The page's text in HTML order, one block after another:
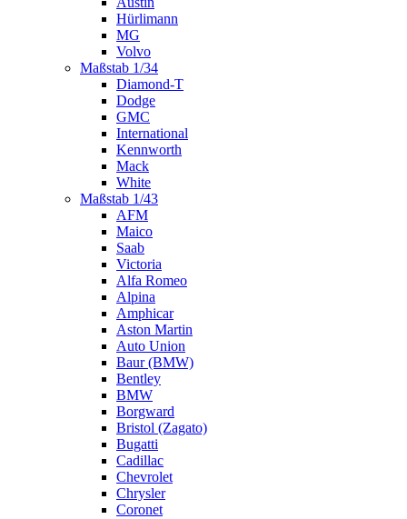
Hürlimann
MG
Volvo
Maßstab 1/34
Diamond-T
Dodge
GMC
International
Kennworth
Mack
White
Maßstab 1/43
AFM
Maico
Saab
Victoria
Alfa Romeo
Alpina
Amphicar
Aston Martin
Auto Union
Baur (BMW)
Bentley
BMW
Borgward
Bristol (Zagato)
Bugatti
Cadillac
Chevrolet
Chrysler
Coronet